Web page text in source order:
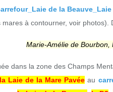
de la Beauve_Laie
mares à contourner, voir photos).
Marie-Amélie de
dans la zone des Champs
la Laie de la Mare Pavée au